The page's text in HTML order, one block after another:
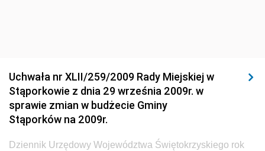
Dziennik Urzędowy Ministra Budownictwa i Przemysłu
Materiałów Budowlanych
Dziennik Urzędowy Ministra Infrastruktury i Rozwoju
Dziennik Urzędowy Głównego Inspektoratu Ochrony
Środowiska
Uchwała nr XLII/259/2009 Rady Miejskiej w
Stąporkowie z dnia 29 września 2009r. w
sprawie zmian w budżecie Gminy
Stąporków na 2009r.
Dziennik Urzędowy Województwa Świętokrzyskiego rok